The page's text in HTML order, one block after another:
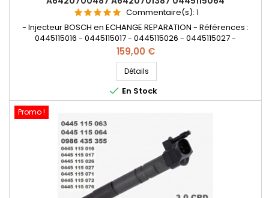
Commentaire(s): 1
- Injecteur BOSCH en ECHANGE REPARATION - Références :
0445115016 - 0445115017 - 0445115026 - 0445115027 -
0445115063 - 0445115064 - 0445115071 - 0445115072 -
0445115076 - 0986435355 - A6420700587 - 6420701387
- A6420700487 - 0 445 115 016 - 0 445 115 017 - 0 445 115 026 - 0
445 115 027 - 0 445 115 063 - 0 445 115 064 - 0 445 115 071 - 0
445 115 072 - 0...
Prix
159,00 €
Détails
 En Stock
Promo !